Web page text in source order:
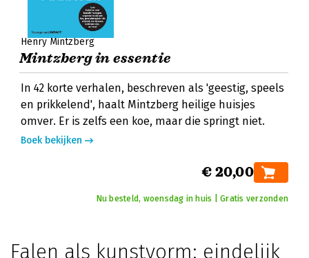
Henry Mintzberg
Mintzberg in essentie
In 42 korte verhalen, beschreven als 'geestig, speels
en prikkelend', haalt Mintzberg heilige huisjes
omver. Er is zelfs een koe, maar die springt niet.
Boek bekijken
€ 20,00
Nu besteld, woensdag in huis | Gratis verzonden
Falen als kunstvorm: eindelijk